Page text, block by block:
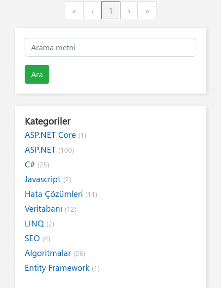
«First ‹Previous
1 ›Next»Last
Ara
Kategoriler
ASP.NET Core (1)
ASP.NET (100)
C# (25)
Javascript (2)
Hata Çözümleri (11)
Veritabanı (12)
LINQ (2)
SEO (4)
Algoritmalar (26)
Entity Framework (1)